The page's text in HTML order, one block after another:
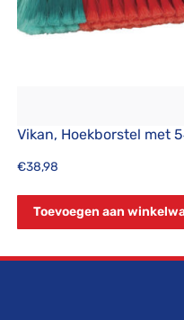
Vikan, Hoekborstel met
€38,98
Toevoegen aan